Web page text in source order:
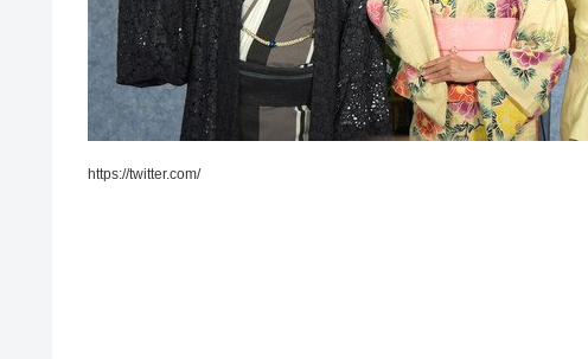
https://twitter.com/